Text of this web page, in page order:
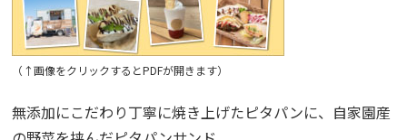
（↑画像をクリックするとPDFが開きます）
無添加にこだわり丁寧に焼き上げたピタパンに、自家園産